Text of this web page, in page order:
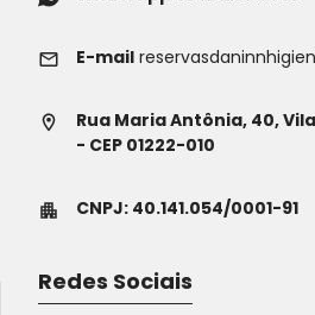
E-mail
Rua Maria Antônia, 40,
- CEP 01222-010
CNPJ: 40.141.054/0001-91
Redes Sociais